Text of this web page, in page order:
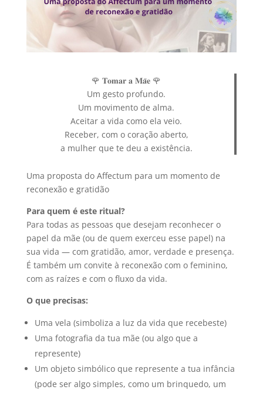
🌹 𝐓𝐨𝐦𝐚𝐫 𝐚 𝐌𝐚̃𝐞 🌹
Um gesto profundo.
Um movimento de alma.
Aceitar a vida como ela veio.
Receber, com o coração aberto,
a mulher que te deu a existência.
Uma proposta do Affectum para um momento de
reconexão e gratidão
Para quem é este ritual?
Para todas as pessoas que desejam reconhecer o
papel da mãe (ou de quem exerceu esse papel) na
sua vida — com gratidão, amor, verdade e presença.
É também um convite à reconexão com o feminino,
com as raízes e com o fluxo da vida.
O que precisas:
Uma vela (simboliza a luz da vida que recebeste)
Uma fotografia da tua mãe (ou algo que a
represente)
Um objeto simbólico que represente a tua infância
(pode ser algo simples, como um brinquedo, um